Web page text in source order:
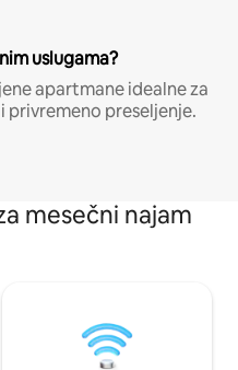
uslugama?
apartmane idealne za
privremeno preseljenje.
mesečni najam